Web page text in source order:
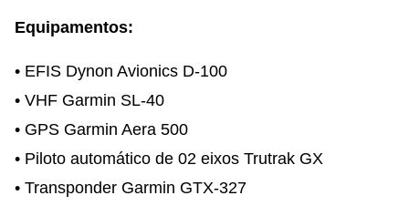
Equipamentos:
• EFIS Dynon Avionics D-100
• VHF Garmin SL-40
• GPS Garmin Aera 500
• Piloto automático de 02 eixos Trutrak GX
• Transponder Garmin GTX-327